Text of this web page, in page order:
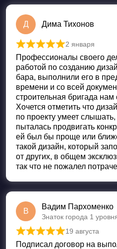
Д Дима Тихонов
Оценка 5из 5
2 января
Профессионалы своего
работой по созданию
бара, выполнили его в
времени и со всей
строительная бригада нам
Хочется отметить что
по проекту умеет
пыталась продвигать
ей был бы проще или
такой дизайн, который
от других, в общем
так что не пожалел
В
Вадим Пархоменко
Знаток города 1
Оценка5 из 5
19 августа
Подписал договор на